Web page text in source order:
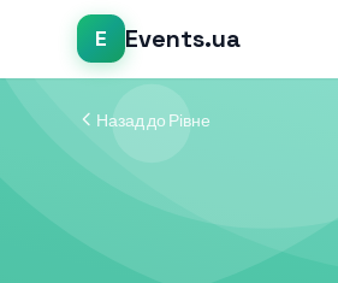
E Events.ua
Назад до Рівне